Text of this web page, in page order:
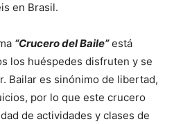
en Brasil.
“Crucero del Baile”está
los huéspedes disfruten y se
Bailar es sinónimo de libertad,
por lo que este crucero
de actividades y clases de